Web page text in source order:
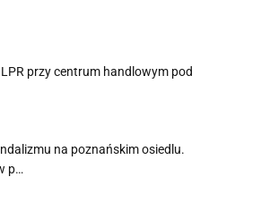
przy centrum handlowym pod
na poznańskim osiedlu.
p…